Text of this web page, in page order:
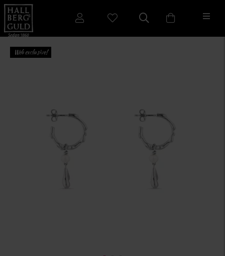
Web exclusive!